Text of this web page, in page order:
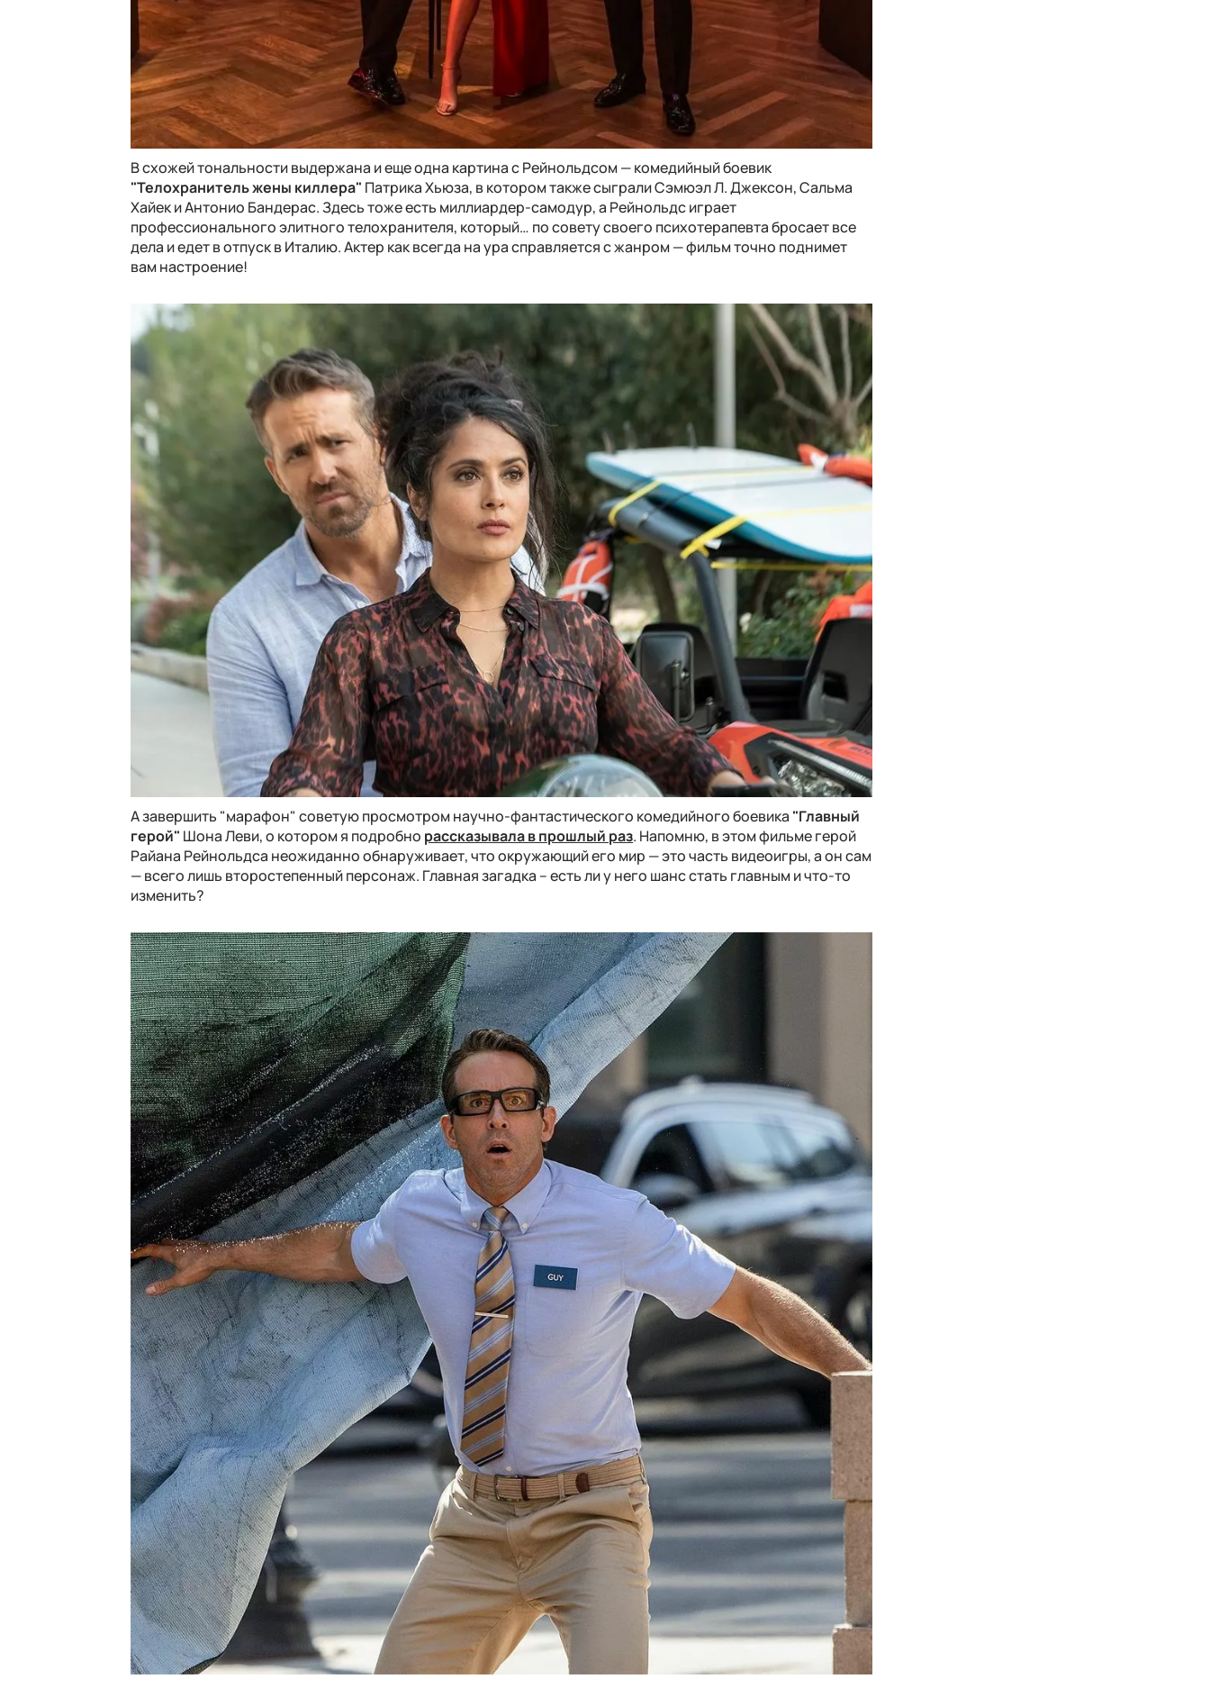
В схожей тональности выдержана и еще одна картина с Рейнольдсом — комедийный боевик
"Телохранитель жены киллера" Патрика Хьюза, в котором также сыграли Сэмюэл Л. Джексон, Сальма
Хайек и Антонио Бандерас. Здесь тоже есть миллиардер-самодур, а Рейнольдс играет
профессионального элитного телохранителя, который… по совету своего психотерапевта бросает все
дела и едет в отпуск в Италию. Актер как всегда на ура справляется с жанром — фильм точно поднимет
вам настроение!
А завершить "марафон" советую просмотром научно-фантастического комедийного боевика "Главный
герой" Шона Леви, о котором я подробно рассказывала в прошлый раз. Напомню, в этом фильме герой
Райана Рейнольдса неожиданно обнаруживает, что окружающий его мир — это часть видеоигры, а он сам
— всего лишь второстепенный персонаж. Главная загадка – есть ли у него шанс стать главным и что-то
изменить?